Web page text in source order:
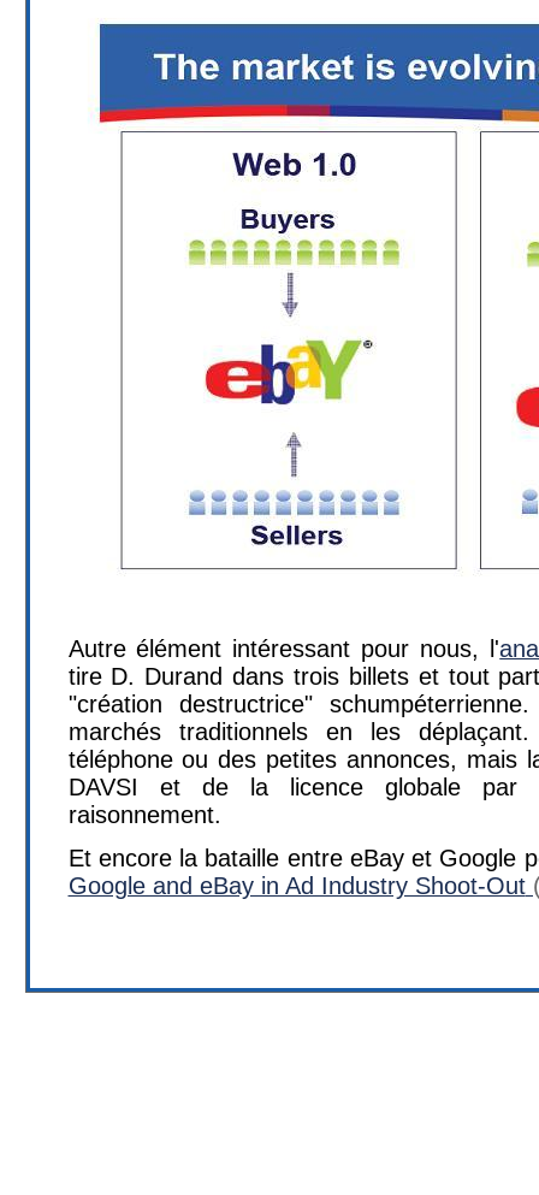
Autre élément intéressant pour nous, l'
tire D. Durand dans trois billets et tout
"création destructrice"
marchés traditionnels en les
téléphone ou des petites annonces, mais
DAVSI et de la licence globale par
raisonnement.
Et encore la bataille entre eBay et Google
Google and eBay in Ad Industry Shoot-Out